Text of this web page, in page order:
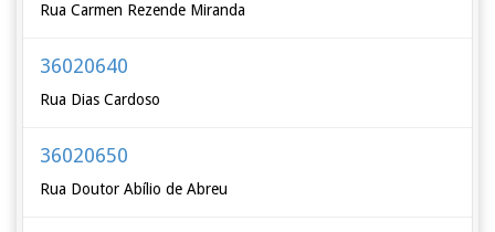
Rua Carmen Rezende Miranda
36020640
Rua Dias Cardoso
36020650
Rua Doutor Abílio de Abreu